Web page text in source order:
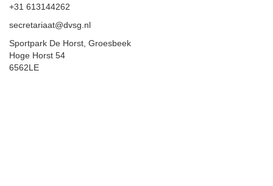
+31 613144262
secretariaat@dvsg.nl
Sportpark De Horst, Groesbeek
Hoge Horst 54
6562LE